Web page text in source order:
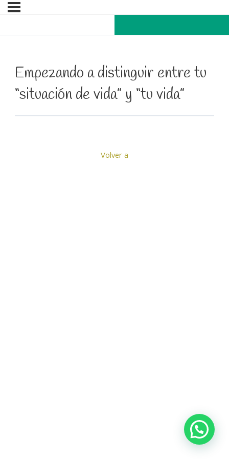
Empezando a distinguir entre tu
“situación de vida” y “tu vida”
Volver a